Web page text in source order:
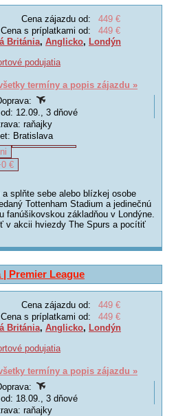
Cena zájazdu od:
449 €
Cena s príplatkami od:
449 €
Británia, Anglicko, Londýn
podujatia
termíny a popis zájazdu »
12.09., 3 dňové
raňajky
Bratislava
€
splňte sebe alebo blízkej osobe
Tottenham Stadium a jedinečnú
fanúšikovskou základňou v Londýne.
v akcii hviezdy The Spurs a pocítiť
Premier League
Cena zájazdu od:
449 €
Cena s príplatkami od:
449 €
Británia, Anglicko, Londýn
podujatia
termíny a popis zájazdu »
18.09., 3 dňové
raňajky